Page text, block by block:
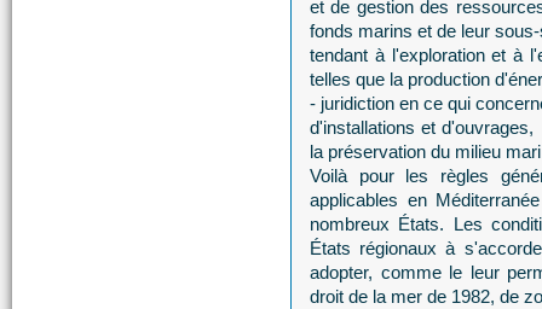
et de gestion des
fonds marins et de leur
tendant à l'exploration et à
telles que la production
- juridiction en ce qui
d'installations et
la préservation du milieu
Voilà pour les règles
applicables en
nombreux États. Les
États régionaux à
adopter, comme le leur
droit de la mer de 1982, de